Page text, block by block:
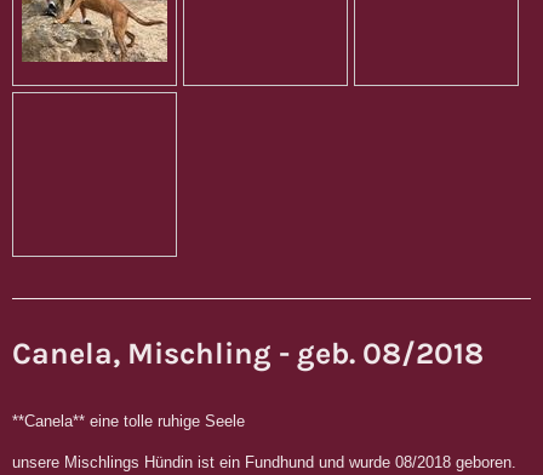
Canela, Mischling - geb. 08/2018
**Canela** eine tolle ruhige Seele
unsere Mischlings Hündin ist ein Fundhund und wurde 08/2018 geboren.